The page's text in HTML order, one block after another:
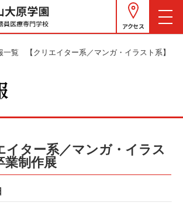
アクセス
一覧
【クリエイター系／マンガ・イラスト系】
イター系／マンガ・イラス
業制作展